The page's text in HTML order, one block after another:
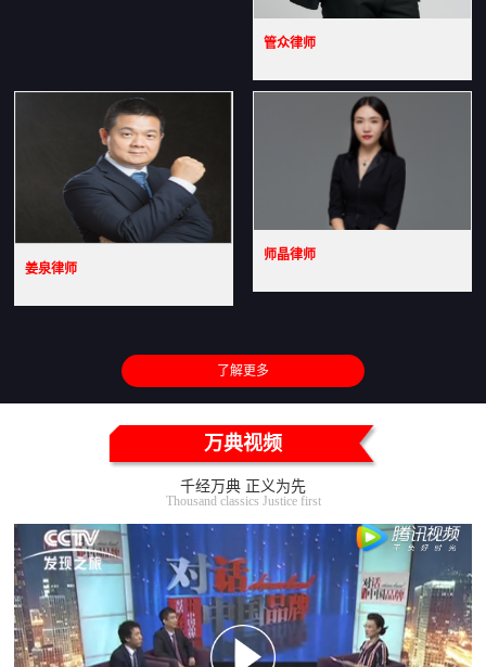
管众律师
姜泉律师
师晶律师
了解更多
万典视频
千经万典 正义为先
Thousand classics Justice first